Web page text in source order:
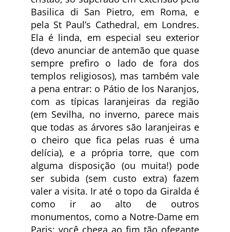
Basilica di San Pietro, em Roma, e
pela St Paul’s Cathedral, em Londres.
Ela é linda, em especial seu exterior
(devo anunciar de antemão que quase
sempre prefiro o lado de fora dos
templos religiosos), mas também vale
a pena entrar: o Pátio de los Naranjos,
com as típicas laranjeiras da região
(em Sevilha, no inverno, parece mais
que todas as árvores são laranjeiras e
o cheiro que fica pelas ruas é uma
delícia), e a própria torre, que com
alguma disposição (ou muita!) pode
ser subida (sem custo extra) fazem
valer a visita. Ir até o topo da Giralda é
como ir ao alto de outros
monumentos, como a Notre-Dame em
Paris: você chega ao fim tão ofegante